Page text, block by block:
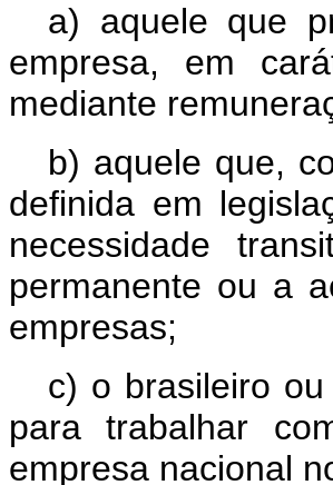
a) aquele que
empresa, em
mediante
b) aquele que,
definida em
necessidade
permanente ou a
empresas;
c) o brasileiro
para trabalhar
empresa nacional